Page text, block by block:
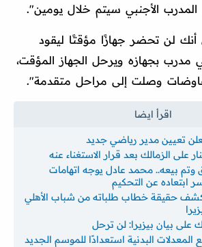
المدرب الأجنبي سيتم خلال يومين".
لن تحضر جهازًا مؤقتًا ليقود
مدرب بجهازه ويرحل الجهاز المؤقت،
وصلت إلى مراحل متقدمة".
تعيين مدير رياضي جديد
على الزمالك بعد قرار الاستغناء عنه
وتم بيعه.. محمد عادل يوجه اتهامات
عن التحكيم
حقيقة خطاب طلباته من شباب الأهلي
على بيان بيزيرا: لن ترحل
المعدلات البدنية استعدادًا للموسم الجديد